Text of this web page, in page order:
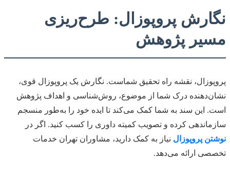
نگارش پروپوزال: طرح‌ریزی
مسیر پژوهش
پروپوزال، نقشه راه تحقیق شماست. نگارش یک پروپوزال قوی،
نشان‌دهنده درک شما از موضوع، روش‌شناسی و اهداف پژوهش
است. این سند به شما کمک می‌کند تا ایده خود را به‌طور منسجم
سازماندهی کرده و تصویب کمیته داوری را کسب کنید. اگر در
نوشتن پروپوزال نیاز به کمک دارید، مشاوران تهران خدمات
تخصصی ارائه می‌دهد.